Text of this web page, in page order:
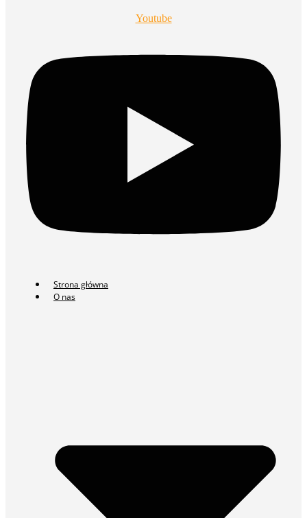
Youtube
Strona główna
O nas